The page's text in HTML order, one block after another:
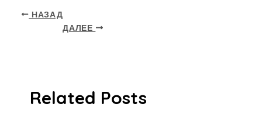
НАЗАД
ДАЛЕЕ
Related Posts